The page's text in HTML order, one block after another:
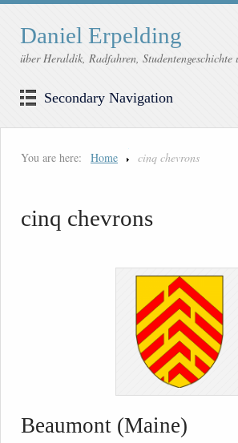
Daniel Erpelding
über Heraldik, Radfahren, Studentengeschichte
Secondary Navigation
You are here: Home cinq chevrons
cinq chevrons
Beaumont (Maine)